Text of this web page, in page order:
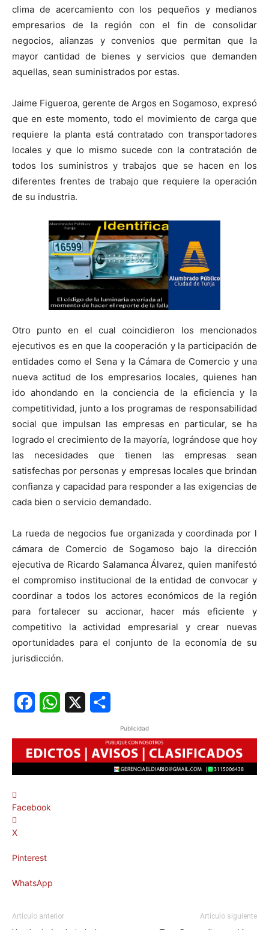
clima de acercamiento con los pequeños y medianos
empresarios de la región con el fin de consolidar
negocios, alianzas y convenios que permitan que la
mayor cantidad de bienes y servicios que demanden
aquellas, sean suministrados por estas.
Jaime Figueroa, gerente de Argos en Sogamoso, expresó
que en este momento, todo el movimiento de carga que
requiere la planta está contratado con transportadores
locales y que lo mismo sucede con la contratación de
todos los suministros y trabajos que se hacen en los
diferentes frentes de trabajo que requiere la operación
de su industria.
Otro punto en el cual coincidieron los mencionados
ejecutivos es en que la cooperación y la participación de
entidades como el Sena y la Cámara de Comercio y una
nueva actitud de los empresarios locales, quienes han
ido ahondando en la conciencia de la eficiencia y la
competitividad, junto a los programas de responsabilidad
social que impulsan las empresas en particular, se ha
logrado el crecimiento de la mayoría, lográndose que hoy
las necesidades que tienen las empresas sean
satisfechas por personas y empresas locales que brindan
confianza y capacidad para responder a las exigencias de
cada bien o servicio demandado.
La rueda de negocios fue organizada y coordinada por l
cámara de Comercio de Sogamoso bajo la dirección
ejecutiva de Ricardo Salamanca Álvarez, quien manifestó
el compromiso institucional de la entidad de convocar y
coordinar a todos los actores económicos de la región
para fortalecer su accionar, hacer más eficiente y
competitivo la actividad empresarial y crear nuevas
oportunidades para el conjunto de la economía de su
jurisdicción.
Publicidad
Facebook
X
Pinterest
WhatsApp
Artículo anterior Artículo siguiente